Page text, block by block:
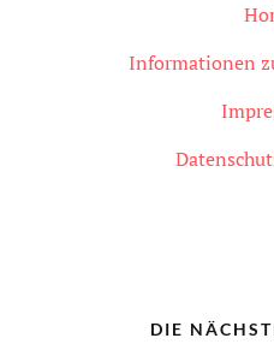
Informationen
DIE